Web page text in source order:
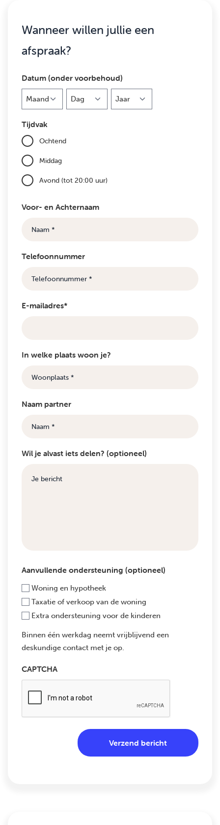
Wanneer willen jullie een
afspraak?
Datum (onder voorbehoud)
Tijdvak
Ochtend
Middag
Avond (tot 20:00 uur)
Voor- en Achternaam
Telefoonnummer
E-mailadres*
In welke plaats woon je?
Naam partner
Wil je alvast iets delen? (optioneel)
Aanvullende ondersteuning (optioneel)
Woning en hypotheek
Taxatie of verkoop van de woning
Extra ondersteuning voor de kinderen
Binnen één werkdag neemt vrijblijvend een
deskundige contact met je op.
CAPTCHA